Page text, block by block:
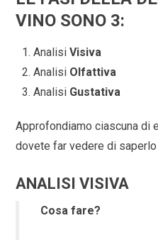
VINO SONO 3:
AnalisiVisiva
Analisi Olfattiva
Analisi Gustativa
Approfondiamo ciascuna di
dovete far vedere di
ANALISI VISIVA
Cosa fare?